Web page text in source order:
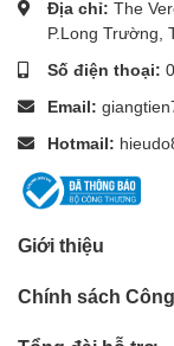
hãng Fluke 150
1. Fluke 1507 có
Phạm vi đo: 0,1 V
Độ chính xác: ±(2
Trở kháng đầu
Chống quá áp:
Địa chỉ: The
P.Long Trường,
Số điện thoại:
Email:
Hotmail:
Giới thiệu
Chính sách